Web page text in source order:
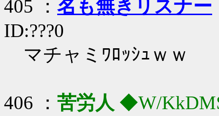
405 ： 名も無きリスナー
ID:???0
マチャミﾜﾛｯｼｭｗｗ
406 ： 苦労人 ◆W/